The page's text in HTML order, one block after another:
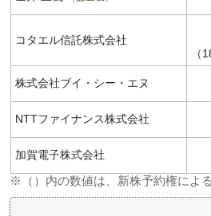
コタエル信託株式会社
（
株式会社ブイ・シー・エヌ
NTTファイナンス株式会社
加賀電子株式会社
※（）内の数値は、新株予約権によ